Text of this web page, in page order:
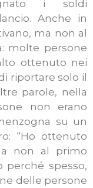
i soldi
Anche in
ma non al
molte persone
ottenuto nei
riportare solo il
parole, nella
non erano
su un
“Ho ottenuto
non al primo
perché spesso,
delle persone